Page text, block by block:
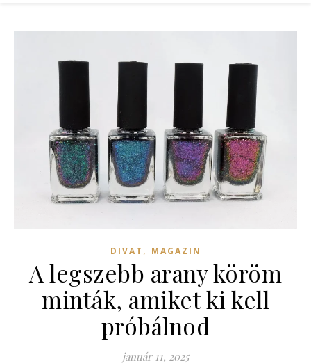
DIVAT , MAGAZIN
A legszebb arany köröm
minták, amiket ki kell
próbálnod
január 11, 2025